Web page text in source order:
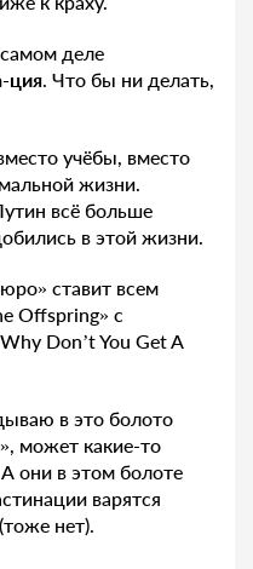
самом деле
ция. Что бы ни делать,
учёбы, вместо
жизни.
всё больше
в этой жизни.
ставит всем
Offspring» с
Don’t You Get A
в это болото
может какие-то
они в этом болоте
варятся
нет).